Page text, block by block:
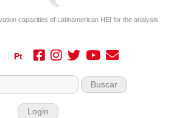
capacities of Latinamerican HEI for the analysis
Pt
Buscar
Login